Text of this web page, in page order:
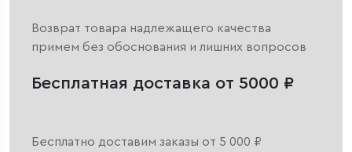
Возврат товара надлежащего качества
примем без обоснования и лишних вопросов
Бесплатная доставка от 5000 ₽
Бесплатно доставим заказы от 5 000 ₽